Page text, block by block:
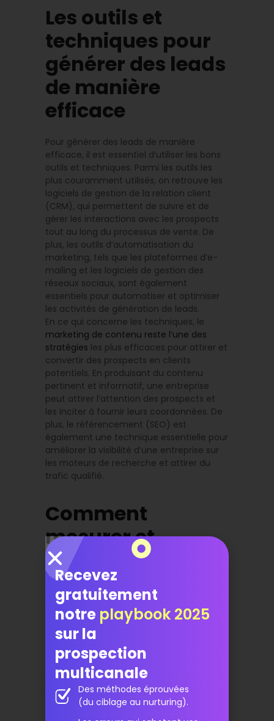
Les outils et
techniques pour
générer des leads
de manière
efficace
Pour générer des leads de manière
efficace, il est essentiel d’utiliser les bons
outils et techniques. Parmi les outils les
plus couramment utilisés, on retrouve les
logiciels de gestion de la relation client
(CRM), qui permettent de suivre et de
gérer les interactions avec les prospects
tout au long du processus de vente. De
plus, les outils d’automatisation du
marketing, tels que les plateformes d’e-
mailing et les logiciels de gestion des
réseaux sociaux, sont également
essentiels pour automatiser et optimiser
les activités de génération de leads.
En ce qui concerne les techniques, le
marketing de contenu reste l’une des
stratégies les plus efficaces pour attirer et
convertir des prospects en clients
potentiels. En produisant du contenu
pertinent et informatif, une entreprise
peut attirer l’attention des prospects et
les inciter à fournir leurs coordonnées. De
plus, le référencement (SEO) est
également une technique essentielle pour
améliorer la visibilité d’une entreprise sur
les moteurs de recherche et attirer du
trafic qualifié.
Comment
mesurer et
optimiser la
génération de
leads
Les indicateurs clés
de performance
(KPI)
Recevez
gratuitement
notre playbook 2025
sur la
prospection
multicanale
Des méthodes éprouvées
(du ciblage au nurturing).